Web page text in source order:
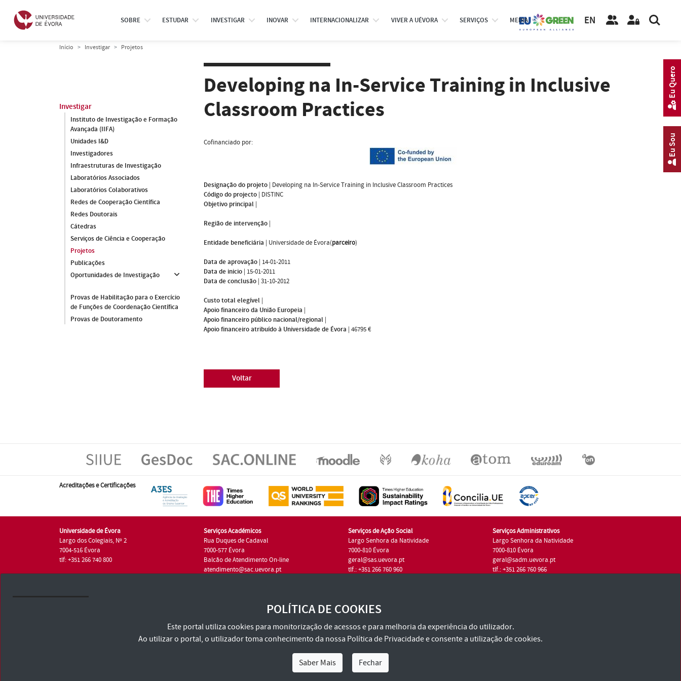
SOBRE ESTUDAR INVESTIGAR INOVAR INTERNACIONALIZAR VIVER A UÉVORA SERVIÇOS MEDIA EN
Início Investigar Projetos
Investigar
Instituto de Investigação e Formação
Avançada (IIFA)
Unidades I&D
Investigadores
Infraestruturas de Investigação
Laboratórios Associados
Laboratórios Colaborativos
Redes de Cooperação Científica
Redes Doutorais
Cátedras
Serviços de Ciência e Cooperação
Projetos
Publicações
Oportunidades de Investigação
Provas de Habilitação para o Exercício
de Funções de Coordenação Científica
Provas de Doutoramento
Developing na In-Service Training in Inclusive
Classroom Practices
Cofinanciado por:
Designação do projeto | Developing na In-Service Training in Inclusive Classroom Practices
Código do projecto | DISTINC
Objetivo principal |
Região de intervenção |
Entidade beneficiária | Universidade de Évora(parceiro)
Data de aprovação | 14-01-2011
Data de inicio | 15-01-2011
Data de conclusão | 31-10-2012
Custo total elegível |
Apoio financeiro da União Europeia |
Apoio financeiro público nacional/regional |
Apoio financeiro atribuído à Universidade de Évora | 46795 €
Voltar
Acreditações e Certificações
Universidade de Évora
Largo dos Colegiais, Nº 2
7004-516 Évora
tlf: +351 266 740 800
Serviços Académicos
Rua Duques de Cadaval
7000-577 Évora
Balcão de Atendimento On-line
atendimento@sac.uevora.pt
Serviços de Ação Social
Largo Senhora da Natividade
7000-810 Évora
geral@sas.uevora.pt
tlf.: +351 266 760 960
Serviços Administrativos
Largo Senhora da Natividade
7000-810 Évora
geral@sadm.uevora.pt
tlf.: +351 266 760 966
Consulte os Termos e Condições e Política de Privacidade
Eu Sou
Eu Quero
POLÍTICA DE COOKIES
Este portal utiliza cookies para monitorização de acessos e para melhoria da experiência do utilizador.
Ao utilizar o portal, o utilizador toma conhecimento da nossa Política de Privacidadee consente a utilização de cookies.
Saber Mais Fechar